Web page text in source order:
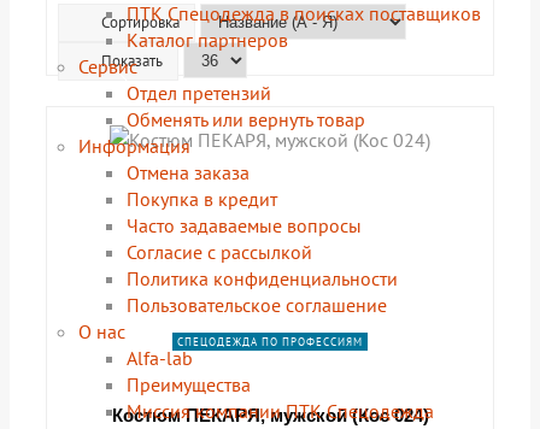
ПТК Спецодежда в поисках поставщиков
Каталог партнеров
Сервис
Отдел претензий
Обменять или вернуть товар
Информация
Отмена заказа
Покупка в кредит
Часто задаваемые вопросы
Согласие с рассылкой
Политика конфиденциальности
Пользовательское соглашение
О нас
Alfa-lab
Преимущества
Миссия компании ПТК Спецодежда
Сортировка
Показать
shopping_cart В КОРЗИНУ
navigate_next
ПОДРОБНЕЕ
СПЕЦОДЕЖДА ПО ПРОФЕССИЯМ
Костюм ПЕКАРЯ, мужской (Кос 024)
shopping_cart В КОРЗИНУ
navigate_next
ПОДРОБНЕЕ
shopping_cart В КОРЗИНУ
navigate_next
ПОДРОБНЕЕ
shopping_cart В КОРЗИНУ
navigate_next
ПОДРОБНЕЕ